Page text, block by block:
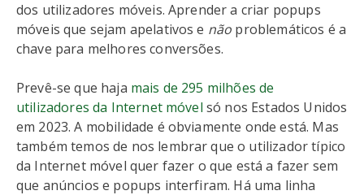
dos utilizadores móveis. Aprender a criar popups
móveis que sejam apelativos e não problemáticos é a
chave para melhores conversões.
Prevê-se que haja mais de 295 milhões de
utilizadores da Internet móvel só nos Estados Unidos
em 2023. A mobilidade é obviamente onde está. Mas
também temos de nos lembrar que o utilizador típico
da Internet móvel quer fazer o que está a fazer sem
que anúncios e popups interfiram. Há uma linha